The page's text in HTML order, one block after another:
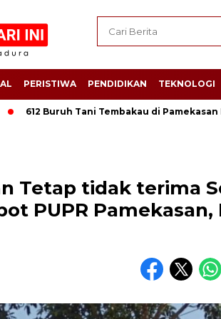
PERISTIWA PENDIDIKAN TEKNOLOGI
Buruh Tani Tembakau di Pamekasan
Tetap tidak terima
PUPR Pamekasan,